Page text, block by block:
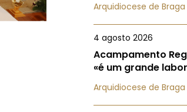
Arquidiocese de Braga
4 agosto 2026
Acampamento
«é um grande
Arquidiocese de Braga